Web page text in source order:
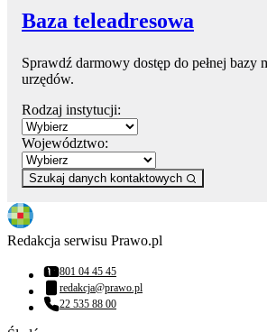
Baza teleadresowa
Sprawdź darmowy dostęp do pełnej bazy
urzędów.
Rodzaj instytucji:
Województwo:
Szukaj danych kontaktowych
Redakcja serwisu Prawo.pl
Numer telefonu:
801 04 45 45
Adres email:
redakcja@prawo.pl
Numer telefonu:
22 535 88 00